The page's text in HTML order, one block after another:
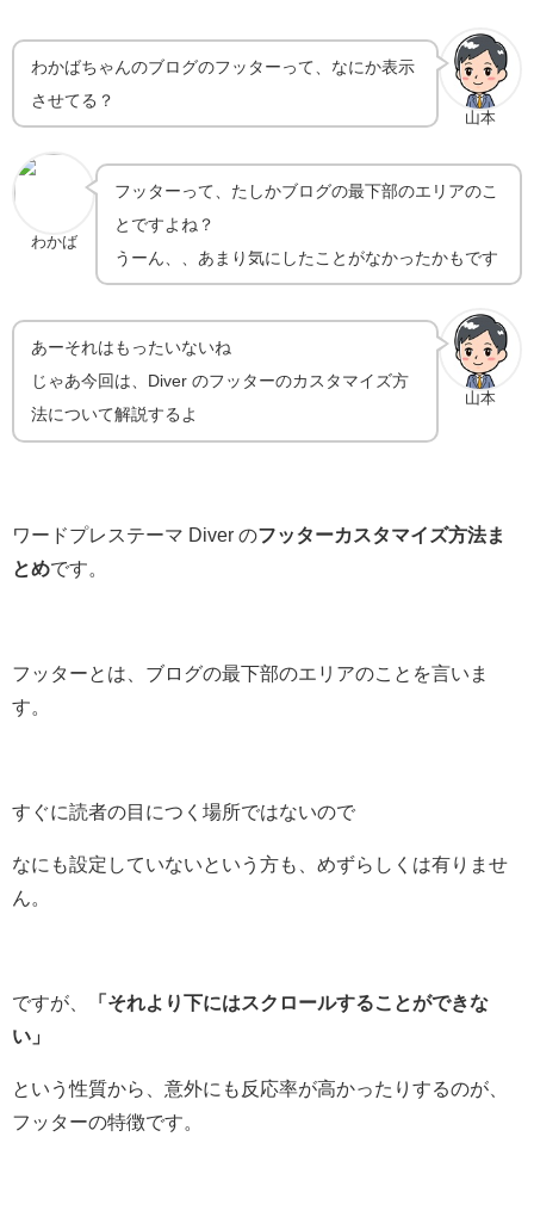
山本
わかばちゃんのブログのフッターって、なにか表示
させてる？
わかば
フッターって、たしかブログの最下部のエリアのこ
とですよね？
うーん、、あまり気にしたことがなかったかもです
山本
あーそれはもったいないね
じゃあ今回は、Diver のフッターのカスタマイズ方
法について解説するよ
ワードプレステーマ Diver のフッターカスタマイズ方法ま
とめです。
フッターとは、ブログの最下部のエリアのことを言いま
す。
すぐに読者の目につく場所ではないので
なにも設定していないという方も、めずらしくは有りませ
ん。
ですが、
「それより下にはスクロールすることができな
い」
という性質から、意外にも反応率が高かったりするのが、
フッターの特徴です。